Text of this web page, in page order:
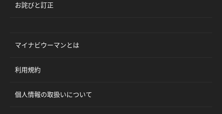
お詫びと訂正
マイナビウーマンとは
利用規約
個人情報の取扱いについて